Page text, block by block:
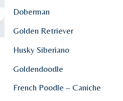
Doberman
Golden Retriever
Husky Siberiano
Goldendoodle
French Poodle – Caniche